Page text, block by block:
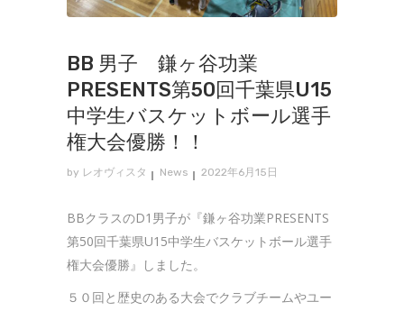
BB 男子 鎌ヶ谷功業
PRESENTS第50回千葉県U15
中学生バスケットボール選手
権大会優勝！！
by レオヴィスタ News 2022年6月15日
BBクラスのD1男子が『鎌ヶ谷功業PRESENTS
第50回千葉県U15中学生バスケットボール選手
権大会優勝』しました。
５０回と歴史のある大会でクラブチームやユー